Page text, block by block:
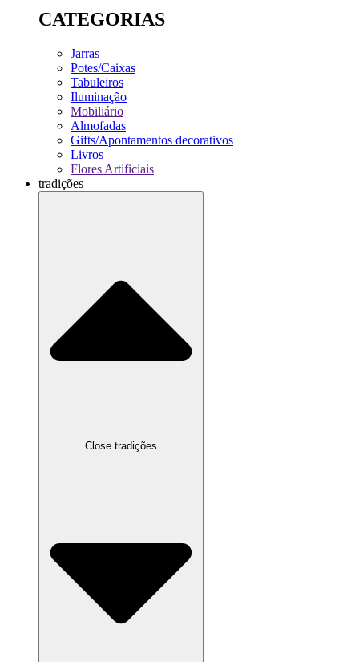
CATEGORIAS
Jarras
Potes/Caixas
Tabuleiros
Iluminação
Mobiliário
Almofadas
Gifts/Apontamentos decorativos
Livros
Flores Artificiais
tradições
Close tradições